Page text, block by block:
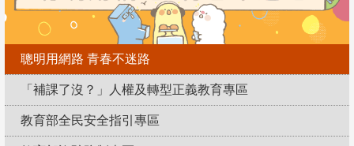
聰明用網路 青春不迷路
「補課了沒？」人權及轉型正義教育專區
教育部全民安全指引專區